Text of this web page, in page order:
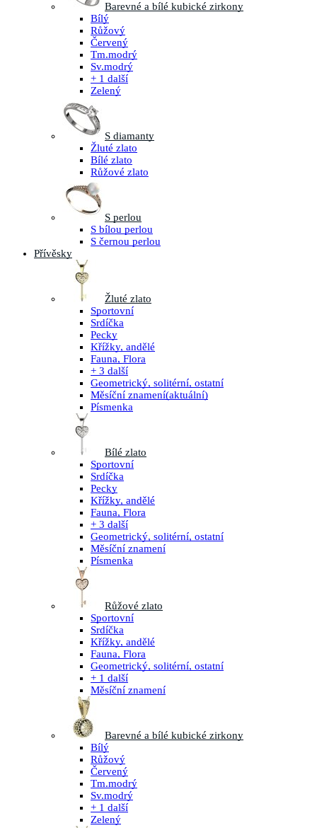
Barevné a bílé kubické zirkony
Bílý
Růžový
Červený
Tm.modrý
Sv.modrý
+ 1 další
Zelený
S diamanty
Žluté zlato
Bílé zlato
Růžové zlato
S perlou
S bílou perlou
S černou perlou
Přívěsky
Žluté zlato
Sportovní
Srdíčka
Pecky
Křížky, andělé
Fauna, Flora
+ 3 další
Geometrický, solitérní, ostatní
Měsíční znamení(aktuální)
Písmenka
Bílé zlato
Sportovní
Srdíčka
Pecky
Křížky, andělé
Fauna, Flora
+ 3 další
Geometrický, solitérní, ostatní
Měsíční znamení
Písmenka
Růžové zlato
Sportovní
Srdíčka
Křížky, andělé
Fauna, Flora
Geometrický, solitérní, ostatní
+ 1 další
Měsíční znamení
Barevné a bílé kubické zirkony
Bílý
Růžový
Červený
Tm.modrý
Sv.modrý
+ 1 další
Zelený